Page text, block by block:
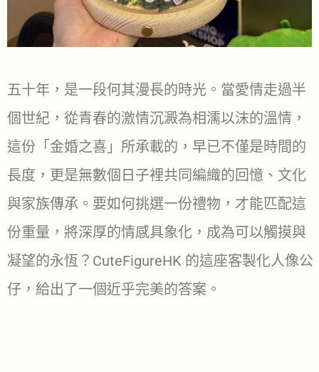
五十年，是一段何其漫長的時光。當愛情走過半
個世紀，從青春的激情沉澱為相濡以沫的溫情，
這份「金婚之喜」所承載的，早已不僅是時間的
長度，更是無數個日子裡共同編織的回憶、文化
與家族傳承。要如何挑選一份禮物，才能匹配這
份重量，將深厚的情感具象化，成為可以觸摸與
凝望的永恆？CuteFigureHK 的這座客製化人像公
仔，給出了一個近乎完美的答案。